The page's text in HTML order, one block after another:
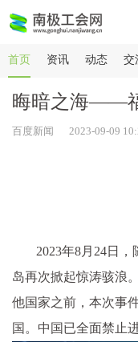
首页 资讯 动态 交
晦暗之海——
百度新闻 2023-09-09
2023年8月24日
岛再次掀起惊涛骇浪
他国家之前，本次事
国。中国已全面禁止